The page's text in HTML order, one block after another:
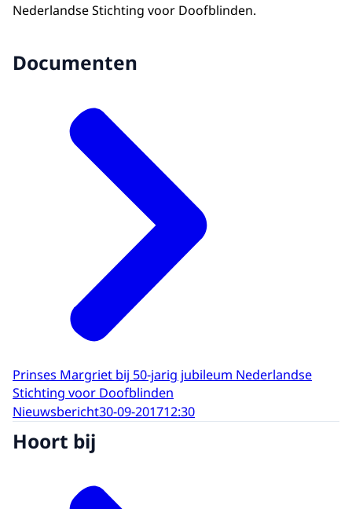
Nederlandse Stichting voor Doofblinden.
Documenten
Prinses Margriet bij 50-jarig jubileum Nederlandse
Stichting voor Doofblinden
Nieuwsbericht30-09-201712:30
Hoort bij